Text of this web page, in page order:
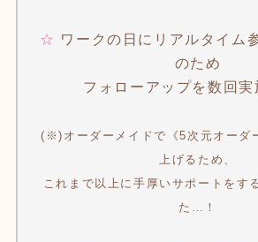
☆ ワークの日にリアルタイム
のため
フォローアップを数回
(※)オーダーメイドで《5次元オーダ
上げるため、
これまで以上に手厚いサポートをす
た…！